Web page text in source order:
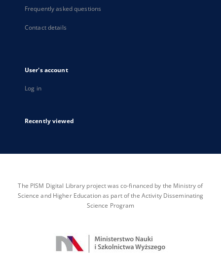
Frequently asked questions
Contact details
User's account
Log in
Recently viewed
The PISM Digital Library project was co-financed by the Ministry of
Science and Higher Education as part of the Activity Disseminating
Science Program